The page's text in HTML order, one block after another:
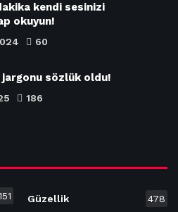
kendi sesinizi
okuyun!
60
jargonu sözlük oldu!
186
Güzellik 478